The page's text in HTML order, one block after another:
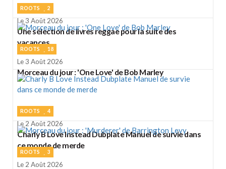
ROOTS 2
Le 3 Août 2026
Une sélection de livres reggae pour la suite des
vacances
ROOTS 18
Le 3 Août 2026
Morceau du jour : 'One Love' de Bob Marley
ROOTS 4
Le 2 Août 2026
Charly B Love Instead Dubplate Manuel de survie dans
ce monde de merde
ROOTS 3
Le 2 Août 2026